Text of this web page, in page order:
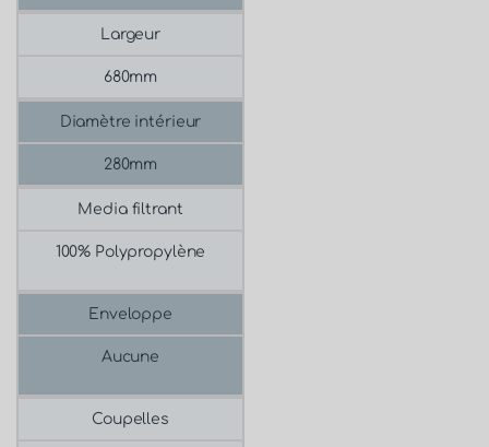
Largeur
680mm
Diamètre intérieur
280mm
Media filtrant
100% Polypropylène
Enveloppe
Aucune
Coupelles